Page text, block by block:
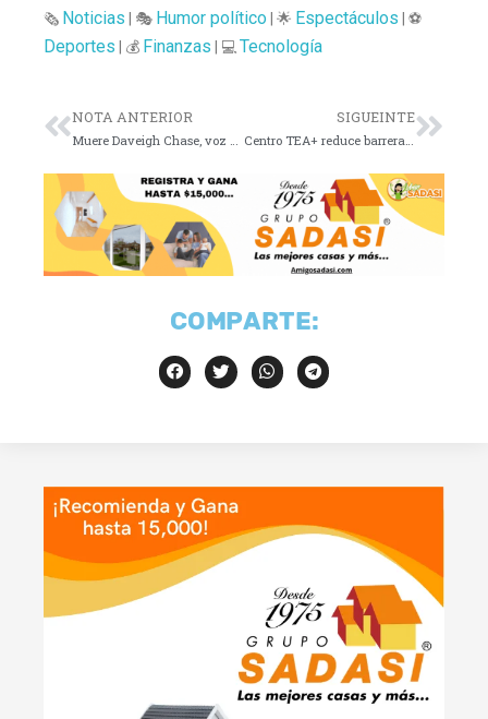
🗞️ Noticias | 🎭 Humor político| 🌟 Espectáculos | ⚽
Deportes | 💰 Finanzas | 💻 Tecnología
NOTA ANTERIOR SIGUEINTE
COMPARTE: